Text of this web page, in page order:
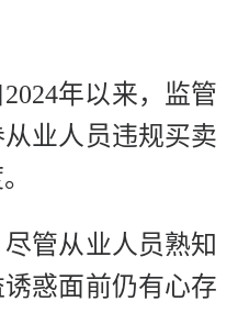
年以来，监管
业人员违规买卖
管从业人员熟知
惑面前仍有心存